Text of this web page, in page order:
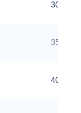
30 mm
35 mm
40 mm